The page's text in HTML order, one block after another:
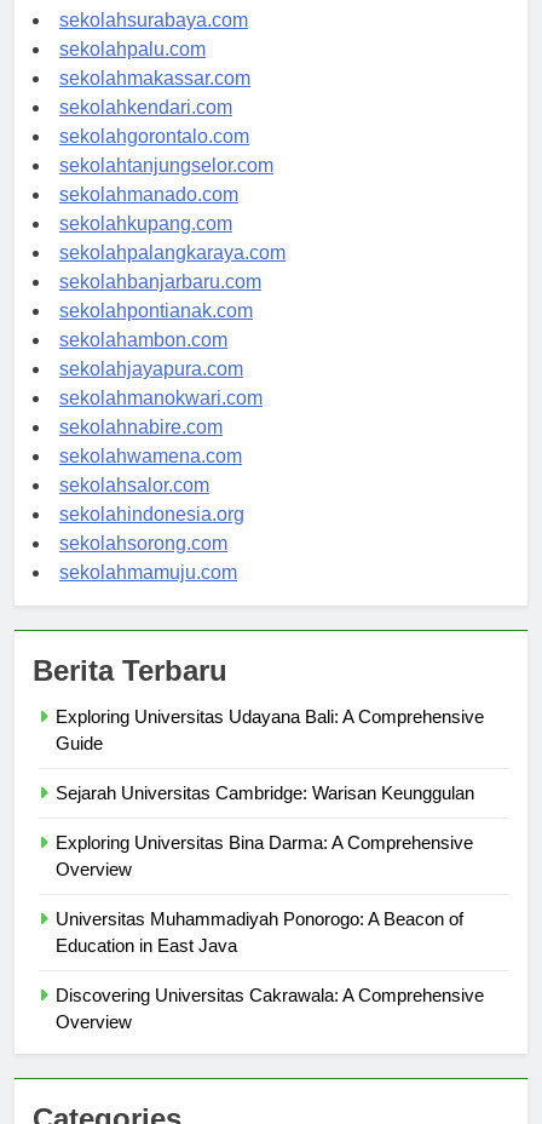
sekolahmataram.com
sekolahsurabaya.com
sekolahpalu.com
sekolahmakassar.com
sekolahkendari.com
sekolahgorontalo.com
sekolahtanjungselor.com
sekolahmanado.com
sekolahkupang.com
sekolahpalangkaraya.com
sekolahbanjarbaru.com
sekolahpontianak.com
sekolahambon.com
sekolahjayapura.com
sekolahmanokwari.com
sekolahnabire.com
sekolahwamena.com
sekolahsalor.com
sekolahindonesia.org
sekolahsorong.com
Berita Terbaru
Exploring Universitas Udayana Bali: A Comprehensive
Exploring Universitas Bina Darma: A Comprehensive
Universitas Muhammadiyah Ponorogo: A Beacon of
Discovering Universitas Cakrawala: A Comprehensive